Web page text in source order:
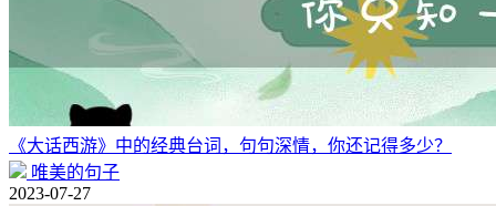
《大话西游》中的经典台词，句句深情，你还记得多少？
唯美的句子
2023-07-27